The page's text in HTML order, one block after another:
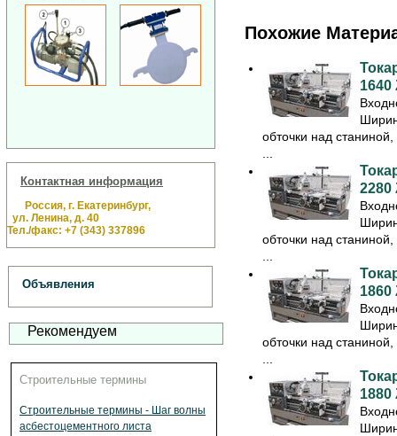
Контактная информация
Россия, г. Екатеринбург,
ул. Ленина, д. 40
Тел./факс: +7 (343) 337896
Объявления
Рекомендуем
Строительные термины
Строительные термины - Шаг волны
асбестоцементного листа
Похожие
1640
обточки над
2280
обточки над
1860
обточки над
1880